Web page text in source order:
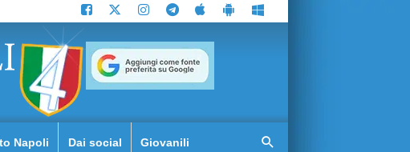
Napoli Dai social Giovanili